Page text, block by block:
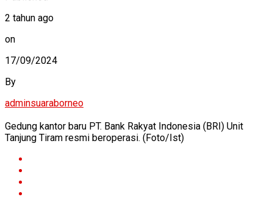
2 tahun ago
on
17/09/2024
By
adminsuaraborneo
Gedung kantor baru PT. Bank Rakyat Indonesia (BRI) Unit
Tanjung Tiram resmi beroperasi. (Foto/Ist)